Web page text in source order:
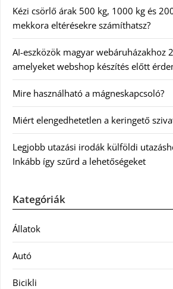
Kézi csörlő árak 500 kg, 1000 kg és
mekkora eltérésekre számíthatsz?
AI-eszközök magyar webáruházakhoz
amelyeket webshop készítés előtt
Mire használható a mágneskapcsoló?
Miért elengedhetetlen a keringető
Legjobb utazási irodák külföldi
Inkább így szűrd a lehetőségeket
Kategóriák
Állatok
Autó
Bicikli